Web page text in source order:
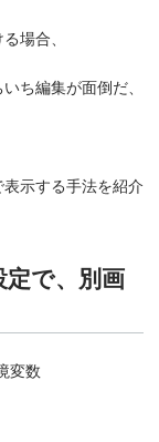
場合、
ち編集が面倒だ、
示する手法を紹介
で、別画
変数